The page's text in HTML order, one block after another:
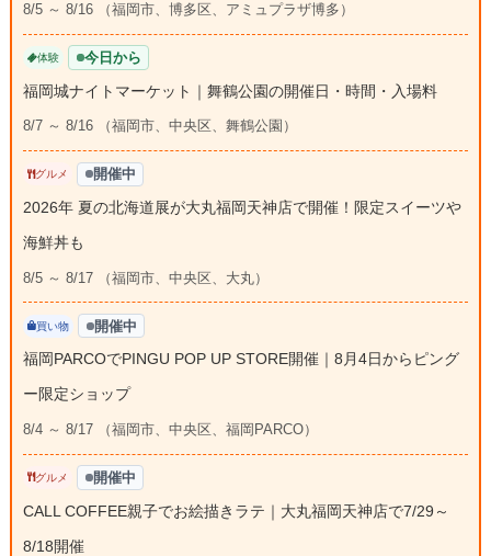
8/5 ～ 8/16 （福岡市、博多区、アミュプラザ博多）
体験 今日から
福岡城ナイトマーケット｜舞鶴公園の開催日・時間・入場料
8/7 ～ 8/16 （福岡市、中央区、舞鶴公園）
グルメ 開催中
2026年 夏の北海道展が大丸福岡天神店で開催！限定スイーツや
海鮮丼も
8/5 ～ 8/17 （福岡市、中央区、大丸）
買い物 開催中
福岡PARCOでPINGU POP UP STORE開催｜8月4日からピング
ー限定ショップ
8/4 ～ 8/17 （福岡市、中央区、福岡PARCO）
グルメ 開催中
CALL COFFEE親子でお絵描きラテ｜大丸福岡天神店で7/29～
8/18開催